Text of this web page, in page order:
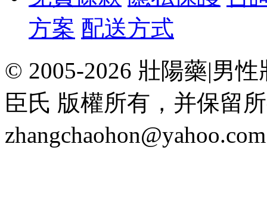
方案 配送方式
© 2005-2026 壯陽藥|男
臣氏 版權所有，并保留